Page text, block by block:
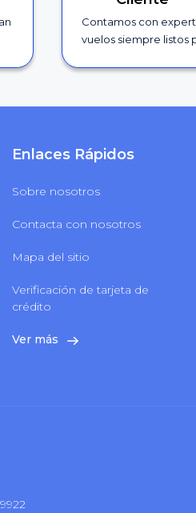
Contamos con
vuelos siempre listos
Enlaces Rápidos
Sobre nosotros
Contacta con nosotros
Mapa del sitio
Verificación de tarjeta de
crédito
Ver más